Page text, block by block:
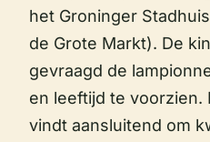
het Groninger
de Grote Markt). De
gevraagd de
en leeftijd te voorzien.
vindt aansluitend om